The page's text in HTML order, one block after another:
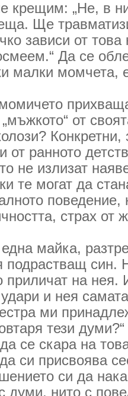
крещим: „Не, в
Ще
зависи от
Да се
малки момчета,
от
Конкретни,
от ранното
не излизат
те могат да
поведение,
страх от
майка,
подрастващ син.
приличат на нея.
и нея
ми
тези думи?“
се скара на
да си присвоява
си да
думи, нито с